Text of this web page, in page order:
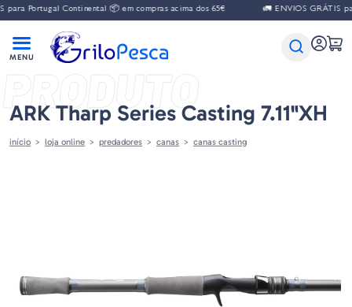
para Portugal Continental 📦 em compras acima dos 65€ 🚛 ENVIOS GRÁTIS
PRODUTO
ARK Tharp Series Casting 7.11"XH
início loja online predadores canas canas casting